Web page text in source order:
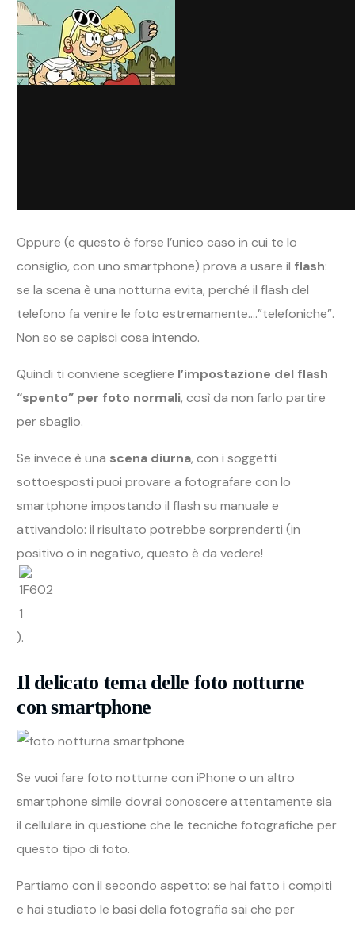
Oppure (e questo è forse l’unico caso in cui te lo
consiglio, con uno smartphone) prova a usare il flash:
se la scena è una notturna evita, perché il flash del
telefono fa venire le foto estremamente….”telefoniche”.
Non so se capisci cosa intendo.
Quindi ti conviene scegliere l’impostazione del flash
“spento” per foto normali, così da non farlo partire
per sbaglio.
Se invece è una scena diurna, con i soggetti
sottoesposti puoi provare a fotografare con lo
smartphone impostando il flash su manuale e
attivandolo: il risultato potrebbe sorprenderti (in
positivo o in negativo, questo è da vedere!
).
Il delicato tema delle foto notturne
con smartphone
Se vuoi fare foto notturne con iPhone o un altro
smartphone simile dovrai conoscere attentamente sia
il cellulare in questione che le tecniche fotografiche per
questo tipo di foto.
Partiamo con il secondo aspetto: se hai fatto i compiti
e hai studiato le basi della fotografia sai che per